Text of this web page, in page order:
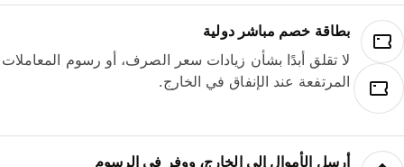
بطاقة خصم مباشر دولية
لا تقلق أبدًا بشأن زيادات سعر الصرف، أو رسوم المعاملات
المرتفعة عند الإنفاق في الخارج.
أرسل الأموال إلى الخارج، ووفر في الرسوم